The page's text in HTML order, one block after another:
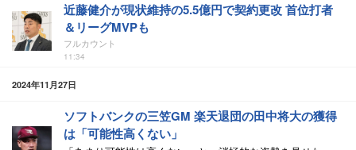
近藤健介が現状維持の5.5億円で契約更改 首位打者
＆リーグMVPも
フルカウント
11:34
2024年11月27日
ソフトバンクの三笠GM 楽天退団の田中将大の獲得
は「可能性高くない」